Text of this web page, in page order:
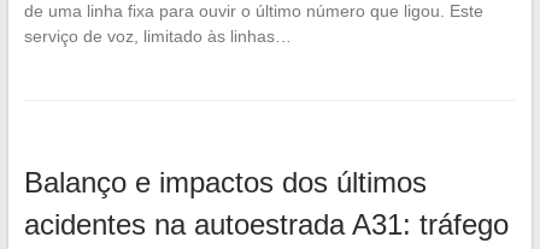
de uma linha fixa para ouvir o último número que ligou. Este
serviço de voz, limitado às linhas…
Balanço e impactos dos últimos
acidentes na autoestrada A31: tráfego